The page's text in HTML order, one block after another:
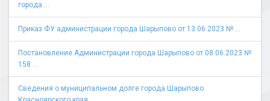
города ...
Приказ ФУ администрации города Шарыпово от 13.06.2023 № ...
Постановление Администрации города Шарыпово от 08.06.2023 №
158 ...
Сведения о муниципальном долге города Шарыпово